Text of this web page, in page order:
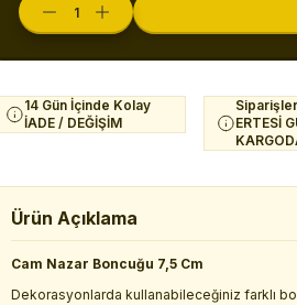
14 Gün İçinde Kolay
İADE / DEĞİŞİM
ERTESİ
Ürün Açıklama
Cam Nazar Boncuğu 7,5 Cm
Dekorasyonlarda kullanabileceğiniz farklı